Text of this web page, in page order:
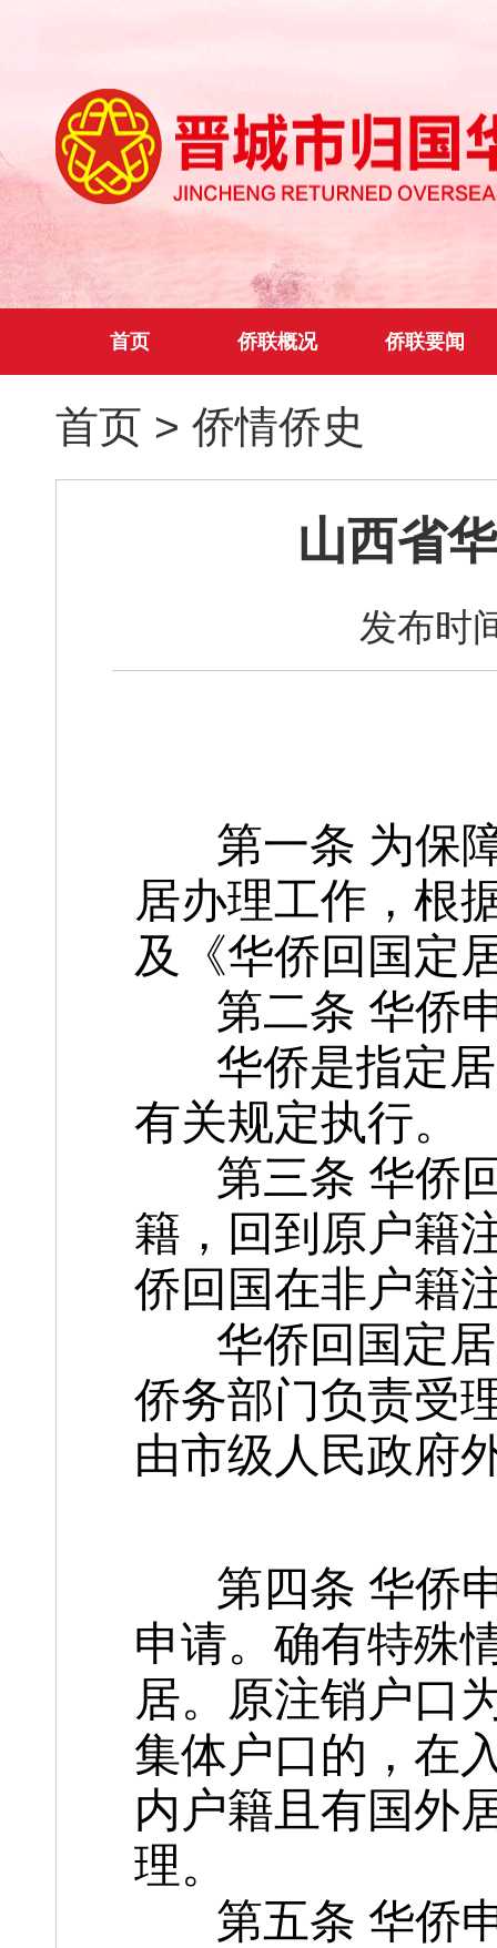
首页 侨联概况 侨联要闻
首页 > 侨情侨史
山西省
发布时
第一条 为保障
居办理工作，根
及《华侨回国定
第二条 华侨申
华侨是指定居
有关规定执行。
第三条 华侨回
籍，回到原户籍
侨回国在非户籍
华侨回国定居
侨务部门负责受
由市级人民政府
第四条 华侨申
申请。确有特殊
居。原注销户口
集体户口的，在
内户籍且有国外
理。
第五条 华侨申